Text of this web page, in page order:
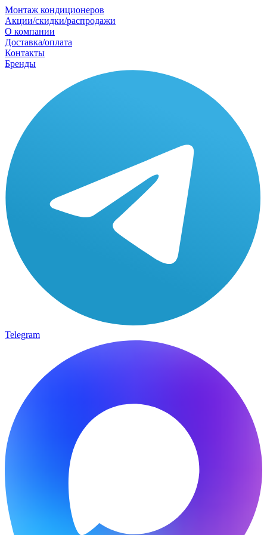
Монтаж кондиционеров
Акции/скидки/распродажи
О компании
Доставка/оплата
Контакты
Бренды
Telegram